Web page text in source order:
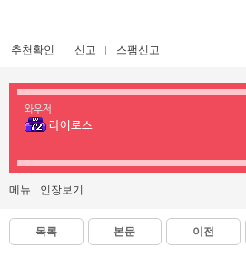
추천확인 신고 스팸신고
와우저
라이로스
메뉴 인장보기
목록 본문 이전